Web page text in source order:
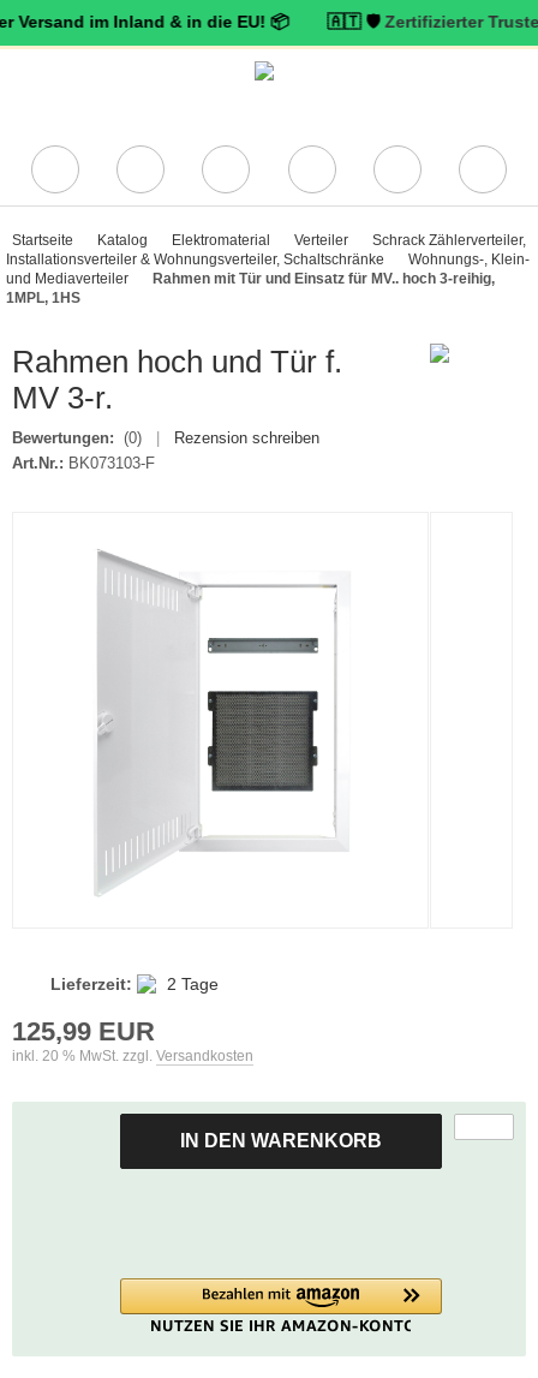
im Inland & in die EU! 📦 🇦🇹 🛡️ Zertifizierter Trusted
Startseite Katalog Elektromaterial Verteiler
Schrack Zählerverteiler,
Installationsverteiler & Wohnungsverteiler, Schaltschränke
Wohnungs-, Klein-
und Mediaverteiler
Rahmen mit Tür und Einsatz für MV.. hoch 3-reihig,
1MPL, 1HS
Rahmen hoch und Tür f.
MV 3-r.
Bewertungen: (0)
Rezension schreiben
Art.Nr.: BK073103-F
Lieferzeit: 2 Tage
125,99 EUR
inkl. 20 % MwSt. zzgl. Versandkosten
IN DEN WARENKORB